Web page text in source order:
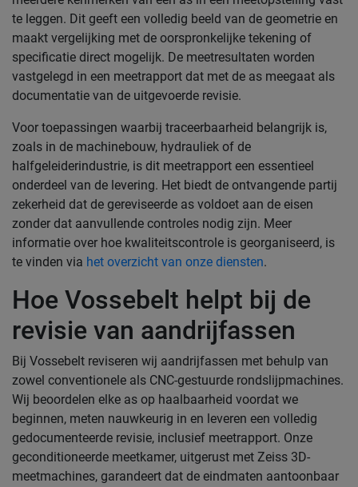
te leggen. Dit geeft een volledig beeld van de geometrie en
maakt vergelijking met de oorspronkelijke tekening of
specificatie direct mogelijk. De meetresultaten worden
vastgelegd in een meetrapport dat met de as meegaat als
documentatie van de uitgevoerde revisie.
Voor toepassingen waarbij traceerbaarheid belangrijk is,
zoals in de machinebouw, hydrauliek of de
halfgeleiderindustrie, is dit meetrapport een essentieel
onderdeel van de levering. Het biedt de ontvangende partij
zekerheid dat de gereviseerde as voldoet aan de eisen
zonder dat aanvullende controles nodig zijn. Meer
informatie over hoe kwaliteitscontrole is georganiseerd, is
te vinden via het overzicht van onze diensten.
Hoe Vossebelt helpt bij de
revisie van aandrijfassen
Bij Vossebelt reviseren wij aandrijfassen met behulp van
zowel conventionele als CNC-gestuurde rondslijpmachines.
Wij beoordelen elke as op haalbaarheid voordat we
beginnen, meten nauwkeurig in en leveren een volledig
gedocumenteerde revisie, inclusief meetrapport. Onze
geconditioneerde meetkamer, uitgerust met Zeiss 3D-
meetmachines, garandeert dat de eindmaten aantoonbaar